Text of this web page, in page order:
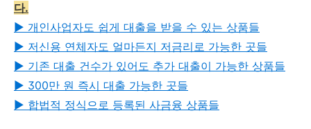
다.
▶︎ 개인사업자도 쉽게 대출을 받을 수 있는 상품들
▶︎ 저신용 연체자도 얼마든지 저금리로 가능한 곳들
▶︎ 기존 대출 건수가 있어도 추가 대출이 가능한 상품들
▶︎ 300만 원 즉시 대출 가능한 곳들
▶︎ 합법적 정식으로 등록된 사금융 상품들